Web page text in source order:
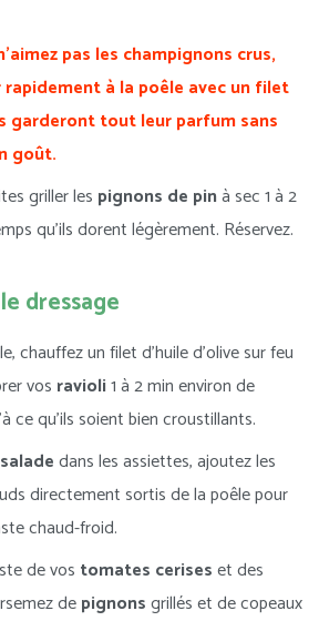
pas les champignons crus,
à la poêle avec un filet
garderont tout leur parfum sans
goût.
griller les pignons de pinà sec 1 à 2
qu’ils dorent légèrement. Réservez.
dressage
chauffez un filet d’huile d’olive sur feu
vos ravioli1 à 2 min environ de
ce qu’ils soient bien croustillants.
saladedans les assiettes, ajoutez les
directement sortis de la poêle pour
chaud-froid.
de vos tomates ceriseset des
depignonsgrillés et de copeaux